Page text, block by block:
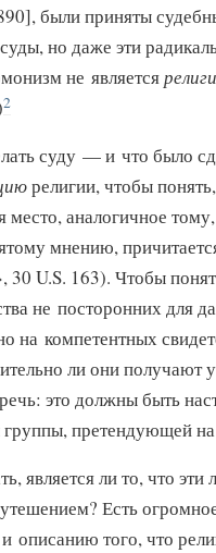
были приняты
но даже эти
не является
2
суду — и что было
религии, чтобы
место, аналогичное
мнению,
30 U.S. 163). Чтобы
не посторонних для
на компетентных
ли они получают
это должны быть
претендующей на
является ли то, что
Есть
описанию того, что